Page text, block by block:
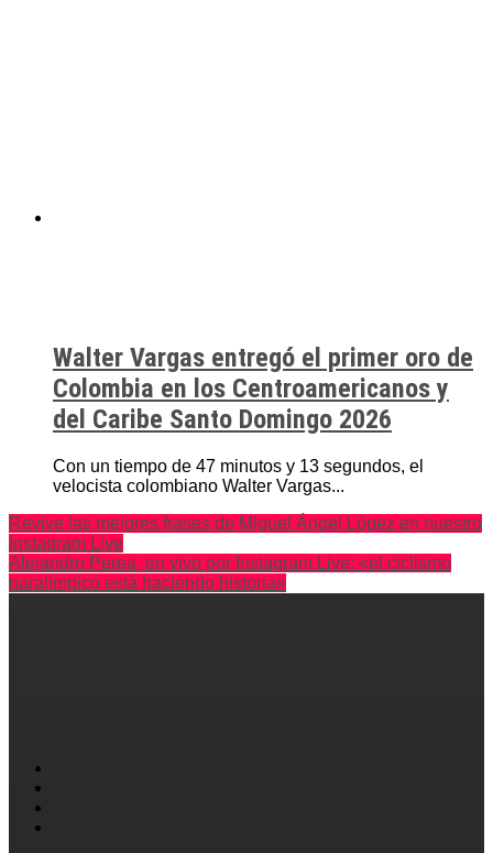
Walter Vargas entregó el primer oro de
Colombia en los Centroamericanos y
del Caribe Santo Domingo 2026
Con un tiempo de 47 minutos y 13 segundos, el
velocista colombiano Walter Vargas...
Revive las mejores frases de Miguel Ángel López en nuestro
Instagram Live
Alejandro Perea, en vivo por Instagram Live: «el ciclismo
paralímpico está haciendo historia»